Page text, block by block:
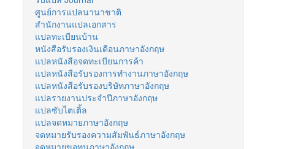
ศูนย์การแปลนานาชาติ
สำนักงานแปลเอกสาร
แปลทะเบียนบ้าน
หนังสือรับรองเงินเดือนภาษาอังกฤษ
แปลหนังสือจดทะเบียนการค้า
แปลหนังสือรับรองการทำงานภาษาอังกฤษ
แปลหนังสือรับรองบริษัทภาษาอังกฤษ
แปลรายงานประจำปีภาษาอังกฤษ
แปลซับไตเติ้ล
แปลจดหมายภาษาอังกฤษ
จดหมายรับรองความสัมพันธ์ภาษาอังกฤษ